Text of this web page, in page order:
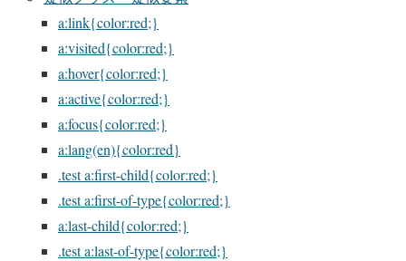
a:link{color:red;}
a:visited{color:red;}
a:hover{color:red;}
a:active{color:red;}
a:focus{color:red;}
a:lang(en){color:red}
.test a:first-child{color:red;}
.test a:first-of-type{color:red;}
a:last-child{color:red;}
.test a:last-of-type{color:red;}